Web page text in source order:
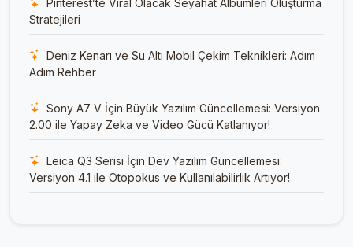
Stratejileri
Deniz Kenarı ve Su Altı Mobil Çekim Teknikleri: Adım
Adım Rehber
Sony A7 V İçin Büyük Yazılım Güncellemesi: Versiyon
2.00 ile Yapay Zeka ve Video Gücü Katlanıyor!
Leica Q3 Serisi İçin Dev Yazılım Güncellemesi:
Versiyon 4.1 ile Otopokus ve Kullanılabilirlik Artıyor!